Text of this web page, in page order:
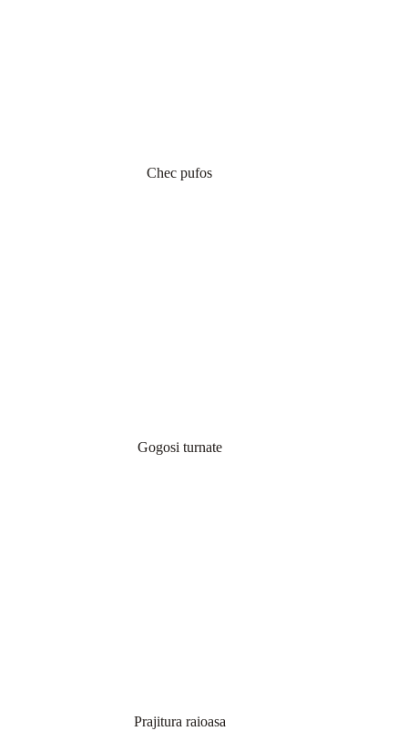
Chec pufos
Gogosi turnate
Prajitura raioasa